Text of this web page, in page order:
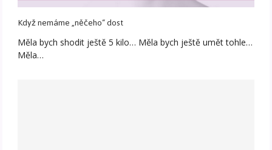
Když nemáme „něčeho“ dost
Měla bych shodit ještě 5 kilo… Měla bych ještě umět tohle…
Měla…